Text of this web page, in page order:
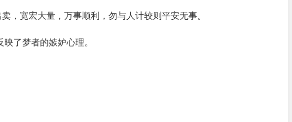
，宽宏大量，万事顺利，勿与人计较则平安无事。
了梦者的嫉妒心理。